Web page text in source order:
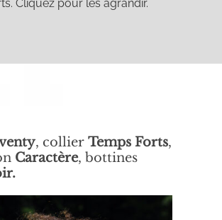
Cliquez pour les agrandir.
, collier Temps Forts,
Caractère, bottines